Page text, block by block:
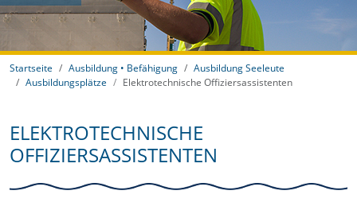
Startseite Ausbildung • Befähigung
Ausbildung Seeleute
Ausbildungsplätze
Elektrotechnische Offiziersassistenten
ELEKTROTECHNISCHE
OFFIZIERSASSISTENTEN